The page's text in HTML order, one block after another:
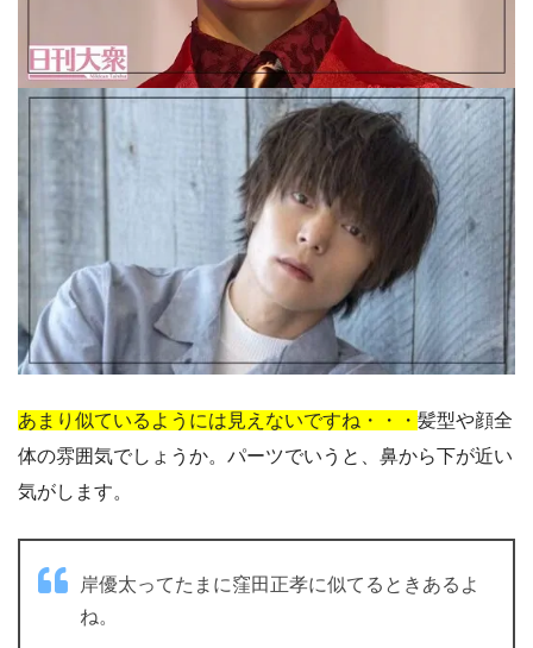
あまり似ているようには見えないですね・・・ 髪型や顔全
体の雰囲気でしょうか。パーツでいうと、鼻から下が近い
気がします。
岸優太ってたまに窪田正孝に似てるときあるよ
ね。